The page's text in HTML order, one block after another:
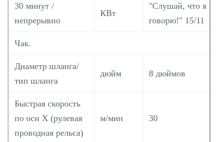
30 минут /
непрерывно
КВт
"Слушай, что я
говорю!" 15/11
Чак.
Диаметр шланга/
тип шланга
дюйм 8 дюймов
Быстрая скорость
по оси X (рулевая
проводная рельса)
м/мин 30